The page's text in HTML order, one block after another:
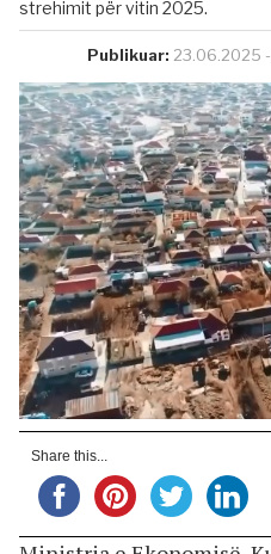
strehimit për vitin 2025.
Publikuar: 23.06.2025
Share this...